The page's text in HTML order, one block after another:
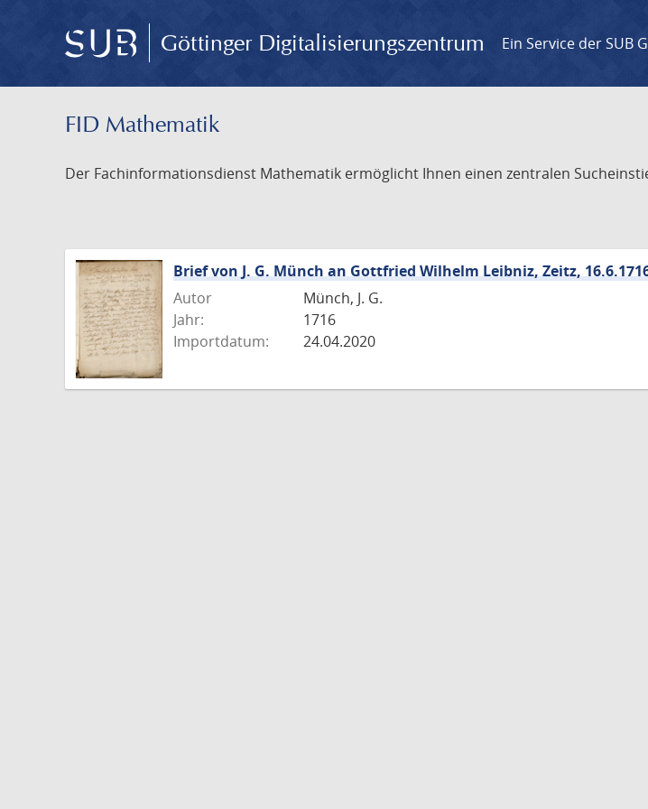
Göttinger Digitalisierungszentrum Ein Service der SUB
FID Mathematik
Der Fachinformationsdienst Mathematik ermöglicht Ihnen einen zentralen
Brief von J. G. Münch an Gottfried Wilhelm Leibniz, Zeitz,
Autor
Münch, J. G.
Jahr:
1716
Importdatum:
24.04.2020